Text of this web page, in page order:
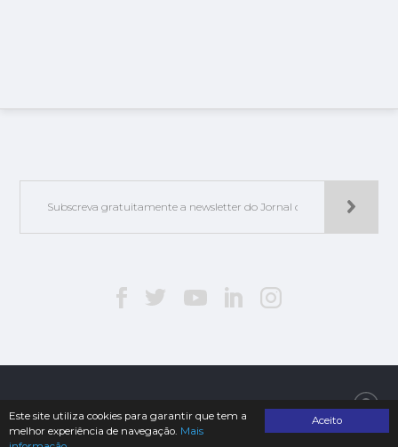
Aceito
Este site utiliza cookies para garantir que tem a
melhor experiência de navegação. Mais